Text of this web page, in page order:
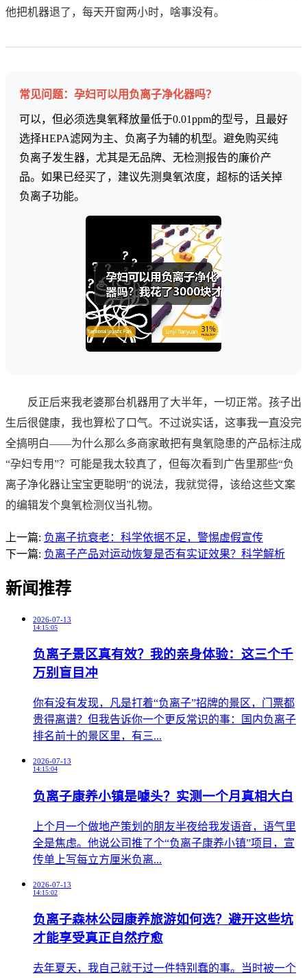
他把机器退了，每天开窗两小时，啥事没有。
常见问题：孕妇可以用负离子净化器吗？
可以，但必须选臭氧释放量低于0.01ppm的型号，且最好
选择HEPA滤网为主、负离子为辅的机型。避免购买纯
负离子发生器，尤其是无品牌、无检测报告的廉价产
品。如果已经买了，建议先测臭氧浓度，超标的话关掉
负离子功能。
反正后来我老婆那台机器用了大半年，一切正常。孩子出
生后很健康，我也算松了口气。不过说实话，这事我一直没完
全搞明白——为什么那么多商家敢把有臭氧隐患的产品标注成
“孕妇专用”？可能是我太较真了，但每次看到广告里那些“负
离子净化器让宝宝更聪明”的说法，我就觉得，该给这些文案
的编辑发个臭氧检测仪当礼物。
上一篇: 负离子抗衰老：科学依据不足，警惕虚假宣传
下一篇: 负离子产品对运动恢复是否有实证效果？科学解析
新闻推荐
2026-07-13
14:15:05
负离子景区真有效？我的亲身体验：这三个千
万别盲目冲
​你有没有发现，凡是打着“负离子”招牌的景区，门票都
贵得离谱？但我告诉你一个更反常识的事：国内负离子
排名前十的景区里，有三...
2026-07-13
14:15:04
负离子康养小镇是噱头？实测一个月真相大白
​上个月一个做地产策划的朋友半夜给我发语音，语气里
全是焦虑。他说公司推了个“负离子康养小镇”项目，宣
传单上写每立方厘米负离...
2026-07-13
14:15:02
负离子森林公园康养旅游如何选？避开这些坑
才能享受真正自然疗愈
​去年夏天，我自己就干过一件特别蠢的事。当时被一个